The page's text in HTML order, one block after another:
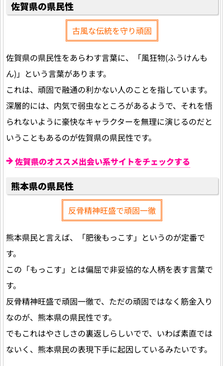
佐賀県の県民性
古風な伝統を守り頑固
佐賀県の県民性をあらわす言葉に、「風狂物(ふうけんも
ん)」という言葉があります。
これは、頑固で融通の利かない人のことを指しています。
深層的には、内気で弱虫なところがあるようで、それを悟
られないように豪快なキャラクターを無理に演じるのだと
いうこともあるのが佐賀県の県民性です。
佐賀県のオススメ出会い系サイトをチェックする
熊本県の県民性
反骨精神旺盛で頑固一徹
熊本県民と言えば、「肥後もっこす」というのが定番で
す。
この「もっこす」とは偏屈で非妥協的な人柄を表す言葉で
す。
反骨精神旺盛で頑固一徹で、ただの頑固ではなく筋金入り
なのが、熊本県の県民性です。
でもこれはやさしさの裏返しらしいでで、いわば素直では
ないく、熊本県民の表現下手に起因しているみたいです。